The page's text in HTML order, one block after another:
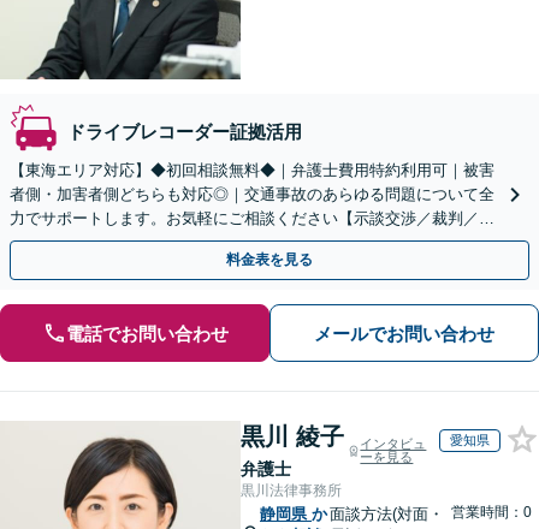
ドライブレコーダー証拠活用
【東海エリア対応】◆初回相談無料◆｜弁護士費用特約利用可｜被害
者側・加害者側どちらも対応◎｜交通事故のあらゆる問題について全
力でサポートします。お気軽にご相談ください【示談交渉／裁判／被
害者請求／後遺障害等級】
料金表を見る
電話でお問い合わせ メールでお問い合わせ
黒川 綾子
弁護士
インタビュ
ーを見る
愛知県
黒川法律事務所
静岡県 か面談方法(対面・
営業時間：0